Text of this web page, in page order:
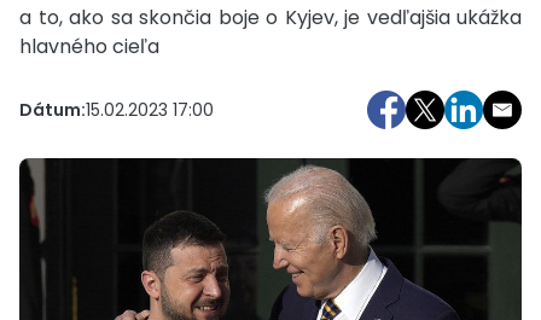
Maďarsko
a to, ako sa skončia boje o Kyjev, je vedľajšia ukážka
hlavného cieľa
Dátum:15.02.2023 17:00